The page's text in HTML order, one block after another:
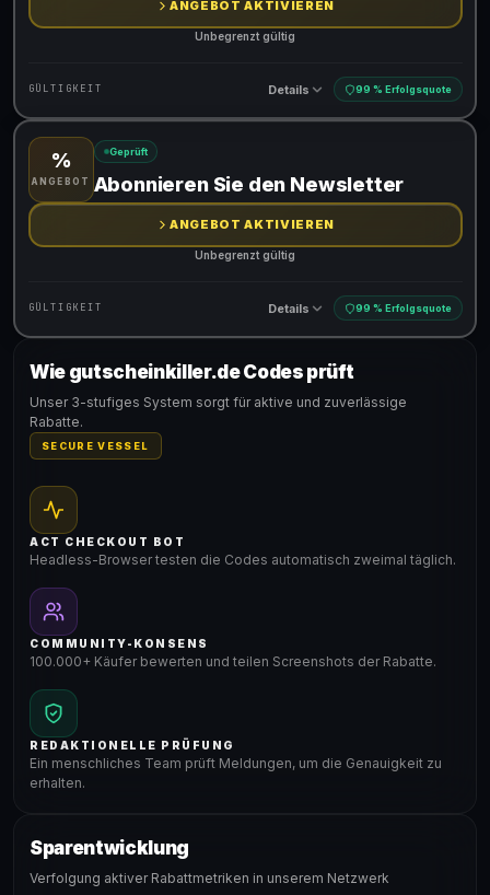
ANGEBOT AKTIVIEREN
Unbegrenzt gültig
GÜLTIGKEIT Details 99 % Erfolgsquote
Gültig für teilnehmende Produkte
%
ANGEBOT
Geprüft
Abonnieren Sie den Newsletter
ANGEBOT AKTIVIEREN
Unbegrenzt gültig
GÜLTIGKEIT Details 99 % Erfolgsquote
Gültig für teilnehmende Produkte
Wie gutscheinkiller.de Codes prüft
Unser 3-stufiges System sorgt für aktive und zuverlässige
Rabatte.
SECURE VESSEL
ACT CHECKOUT BOT
Headless-Browser testen die Codes automatisch zweimal täglich.
COMMUNITY-KONSENS
100.000+ Käufer bewerten und teilen Screenshots der Rabatte.
REDAKTIONELLE PRÜFUNG
Ein menschliches Team prüft Meldungen, um die Genauigkeit zu
erhalten.
Sparentwicklung
Verfolgung aktiver Rabattmetriken in unserem Netzwerk